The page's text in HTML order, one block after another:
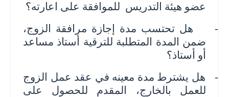
عضو هيئة التدريس للموافقة على اعارته؟
-
هل تحتسب مدة إجازة مرافقة الزوج،
ضمن المدة المتطلبة للترقية أستاذ مساعد
أو أستاذ؟
-
هل يشترط مدة معينه في عقد عمل الزوج
للعمل بالخارج، المقدم للحصول على